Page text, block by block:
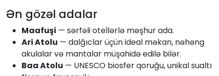
Ən gözəl adalar
Maafuşi — sərfəli otellərlə məşhur ada.
Ari Atolu — dalğıclar üçün ideal məkan, nəhəng
akulalar və mantalar müşahidə edilə bilər.
Baa Atolu — UNESCO biosfer qoruğu, unikal sualtı